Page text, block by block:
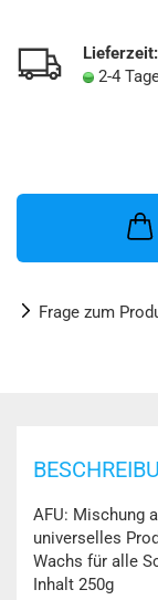
Lieferzeit:
2-4
Frage zum
AFU: Mischung
universelles
Wachs für alle
Inhalt 250g